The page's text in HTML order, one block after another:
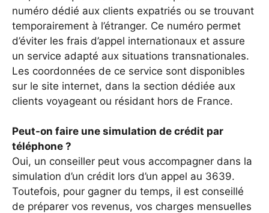
numéro dédié aux clients expatriés ou se trouvant
temporairement à l’étranger. Ce numéro permet
d’éviter les frais d’appel internationaux et assure
un service adapté aux situations transnationales.
Les coordonnées de ce service sont disponibles
sur le site internet, dans la section dédiée aux
clients voyageant ou résidant hors de France.
Peut-on faire une simulation de crédit par
téléphone ?
Oui, un conseiller peut vous accompagner dans la
simulation d’un crédit lors d’un appel au 3639.
Toutefois, pour gagner du temps, il est conseillé
de préparer vos revenus, vos charges mensuelles